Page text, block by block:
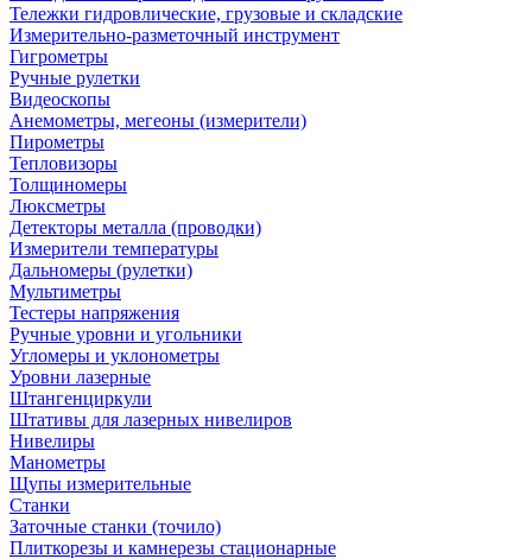
Тележки гидровлические, грузовые и складские
Измерительно-разметочный инструмент
Гигрометры
Ручные рулетки
Видеоскопы
Анемометры, мегеоны (измерители)
Пирометры
Тепловизоры
Толщиномеры
Люксметры
Детекторы металла (проводки)
Измерители температуры
Дальномеры (рулетки)
Мультиметры
Тестеры напряжения
Ручные уровни и угольники
Угломеры и уклонометры
Уровни лазерные
Штангенциркули
Штативы для лазерных нивелиров
Нивелиры
Манометры
Щупы измерительные
Станки
Заточные станки (точило)
Плиткорезы и камнерезы стационарные